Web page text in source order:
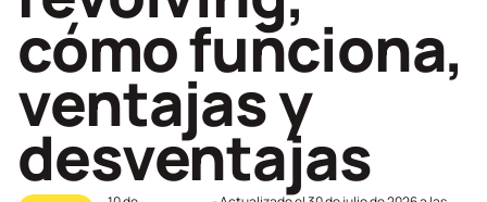
cómo funciona,
ventajas y
desventajas